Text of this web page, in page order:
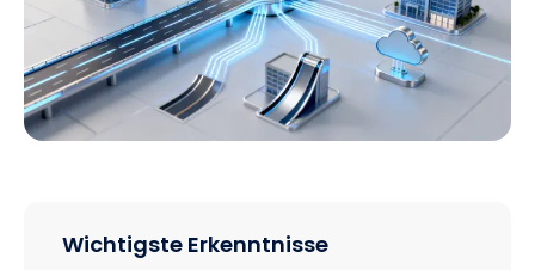
Wichtigste Erkenntnisse